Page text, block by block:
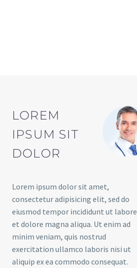
LOREM
IPSUM SIT
DOLOR
Lorem ipsum dolor sit amet,
consectetur adipisicing elit, sed do
eiusmod tempor incididunt ut labore
et dolore magna aliqua. Ut enim ad
minim veniam, quis nostrud
exercitation ullamco laboris nisi ut
aliquip ex ea commodo consequat.